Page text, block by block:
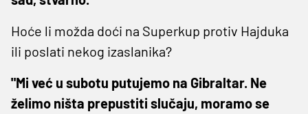
Hoće li možda doći na Superkup protiv Hajduka
ili poslati nekog izaslanika?
"Mi već u subotu putujemo na Gibraltar. Ne
želimo ništa prepustiti slučaju, moramo se